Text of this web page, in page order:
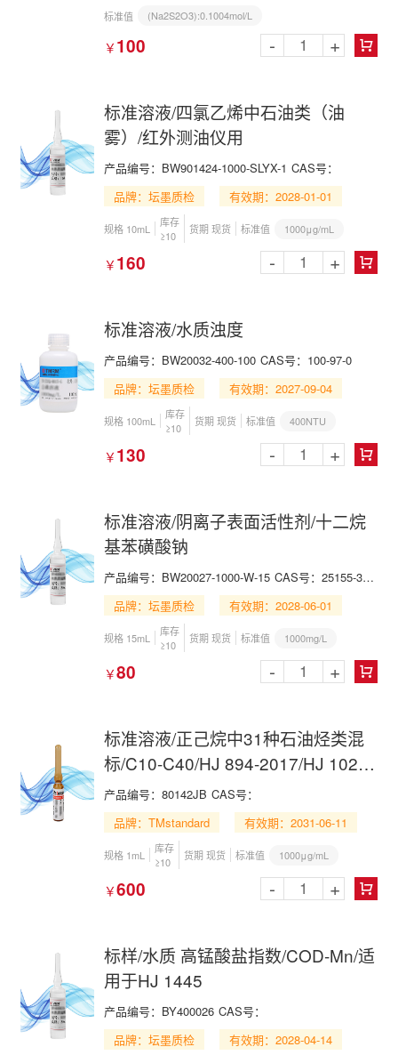
标准值 (Na2S2O3):0.1004mol/L
￥ 100 
- +
标准溶液/四氯乙烯中石油类（油
雾）/红外测油仪用
产品编号：BW901424-1000-SLYX-1 CAS号：
品牌：坛墨质检
有效期：2028-01-01
规格 10mL
库存
≥10
货期 现货 标准值 1000μg/mL
￥ 160 
- +
标准溶液/水质浊度
产品编号：BW20032-400-100 CAS号：100-97-0
品牌：坛墨质检
有效期：2027-09-04
规格 100mL
库存
≥10
货期 现货 标准值 400NTU
￥ 130 
- +
标准溶液/阴离子表面活性剂/十二烷
基苯磺酸钠
产品编号：BW20027-1000-W-15 CAS号：25155-30-0
品牌：坛墨质检
有效期：2028-06-01
规格 15mL
库存
≥10
货期 现货 标准值 1000mg/L
￥80 
- +
标准溶液/正己烷中31种石油烃类混
标/C10-C40/HJ 894-2017/HJ 1021-
2019/31 N-alkane(C10-C40) Mix in
n-Hexane
产品编号：80142JB CAS号：
品牌：TMstandard
有效期：2031-06-11
规格 1mL
库存
≥10
货期 现货 标准值 1000μg/mL
￥600 
- +
标样/水质 高锰酸盐指数/COD-Mn/适
用于HJ 1445
产品编号：BY400026 CAS号：
品牌：坛墨质检
有效期：2028-04-14